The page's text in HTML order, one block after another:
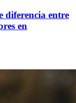
diferencia entre
en